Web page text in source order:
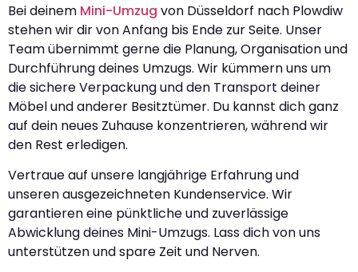
Bei deinem Mini-Umzug von Düsseldorf nach Plowdiw
stehen wir dir von Anfang bis Ende zur Seite. Unser
Team übernimmt gerne die Planung, Organisation und
Durchführung deines Umzugs. Wir kümmern uns um
die sichere Verpackung und den Transport deiner
Möbel und anderer Besitztümer. Du kannst dich ganz
auf dein neues Zuhause konzentrieren, während wir
den Rest erledigen.
Vertraue auf unsere langjährige Erfahrung und
unseren ausgezeichneten Kundenservice. Wir
garantieren eine pünktliche und zuverlässige
Abwicklung deines Mini-Umzugs. Lass dich von uns
unterstützen und spare Zeit und Nerven.